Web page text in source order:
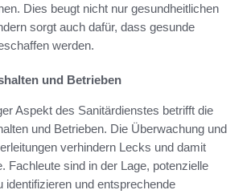
Dies beugt nicht nur gesundheitlichen
sorgt auch dafür, dass gesunde
werden.
und Betrieben
Aspekt des Sanitärdienstes betrifft die
und Betrieben. Die Überwachung und
verhindern Lecks und damit
Fachleute sind in der Lage, potenzielle
identifizieren und entsprechende